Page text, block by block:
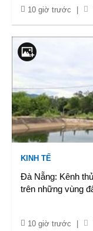
10 giờ trước
KINH TẾ
Đà Nẵng: Kênh
trên những vùng
10 giờ trước